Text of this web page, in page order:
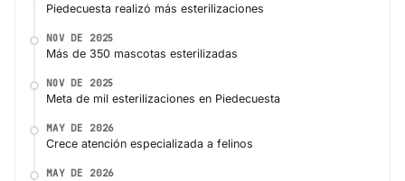
Piedecuesta realizó más esterilizaciones
NOV DE 2025
Más de 350 mascotas esterilizadas
NOV DE 2025
Meta de mil esterilizaciones en Piedecuesta
MAY DE 2026
Crece atención especializada a felinos
MAY DE 2026